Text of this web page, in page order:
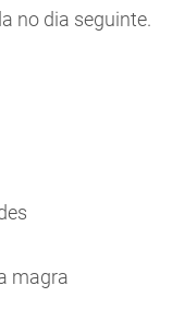
no dia seguinte.
magra